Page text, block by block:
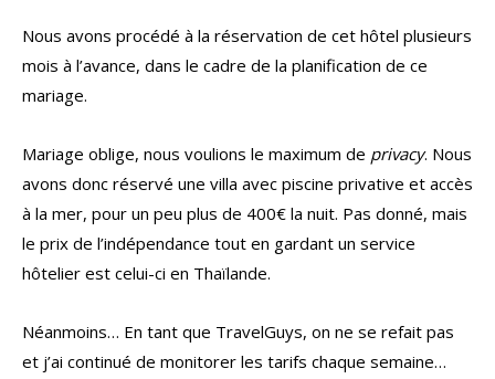
Nous avons procédé à la réservation de cet hôtel plusieurs
mois à l’avance, dans le cadre de la planification de ce
mariage.
Mariage oblige, nous voulions le maximum de privacy. Nous
avons donc réservé une villa avec piscine privative et accès
à la mer, pour un peu plus de 400€ la nuit. Pas donné, mais
le prix de l’indépendance tout en gardant un service
hôtelier est celui-ci en Thaïlande.
Néanmoins… En tant que TravelGuys, on ne se refait pas
et j’ai continué de monitorer les tarifs chaque semaine…